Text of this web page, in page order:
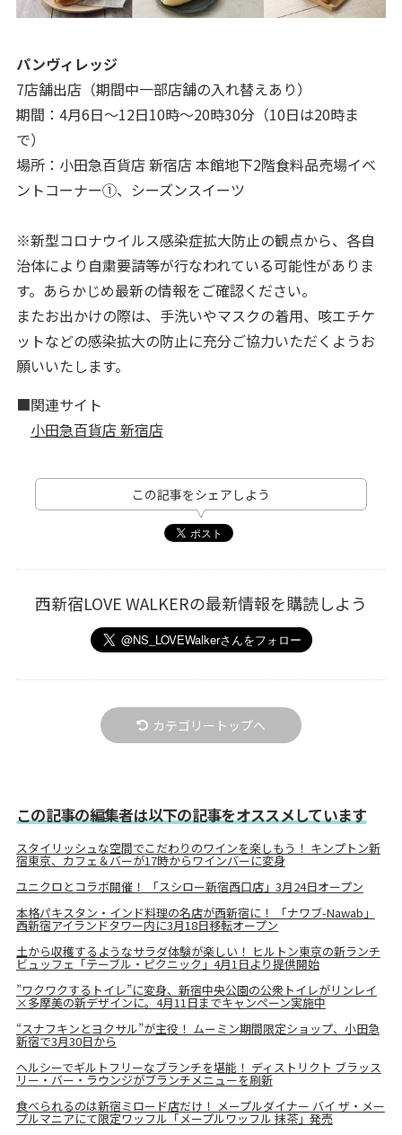
パンヴィレッジ
7店舗出店（期間中一部店舗の入れ替えあり）
期間：4月6日～12日10時～20時30分（10日は20時ま
で）
場所：小田急百貨店 新宿店 本館地下2階食料品売場イベ
ントコーナー①、シーズンスイーツ
※新型コロナウイルス感染症拡大防止の観点から、各自
治体により自粛要請等が行なわれている可能性がありま
す。あらかじめ最新の情報をご確認ください。
またお出かけの際は、手洗いやマスクの着用、咳エチケ
ットなどの感染拡大の防止に充分ご協力いただくようお
願いいたします。
■関連サイト
小田急百貨店 新宿店
この記事をシェアしよう
西新宿LOVE WALKERの最新情報を購読しよう
カテゴリートップへ
この記事の編集者は以下の記事をオススメしています
スタイリッシュな空間でこだわりのワインを楽しもう！ キンプトン新
宿東京、カフェ＆バーが17時からワインバーに変身
ユニクロとコラボ開催！ 「スシロー新宿西口店」3月24日オープン
本格パキスタン・インド料理の名店が西新宿に！ 「ナワブ-Nawab」
西新宿アイランドタワー内に3月18日移転オープン
土から収穫するようなサラダ体験が楽しい！ ヒルトン東京の新ランチ
ビュッフェ「テーブル・ピクニック」4月1日より提供開始
”ワクワクするトイレ”に変身、新宿中央公園の公衆トイレがリンレイ
×多摩美の新デザインに。4月11日までキャンペーン実施中
“スナフキンとヨクサル”が主役！ ムーミン期間限定ショップ、小田急
新宿で3月30日から
ヘルシーでギルトフリーなブランチを堪能！ ディストリクト ブラッス
リー・バー・ラウンジがブランチメニューを刷新
食べられるのは新宿ミロード店だけ！ メープルダイナー バイ ザ・メー
プルマニアにて限定ワッフル「メープルワッフル 抹茶」発売